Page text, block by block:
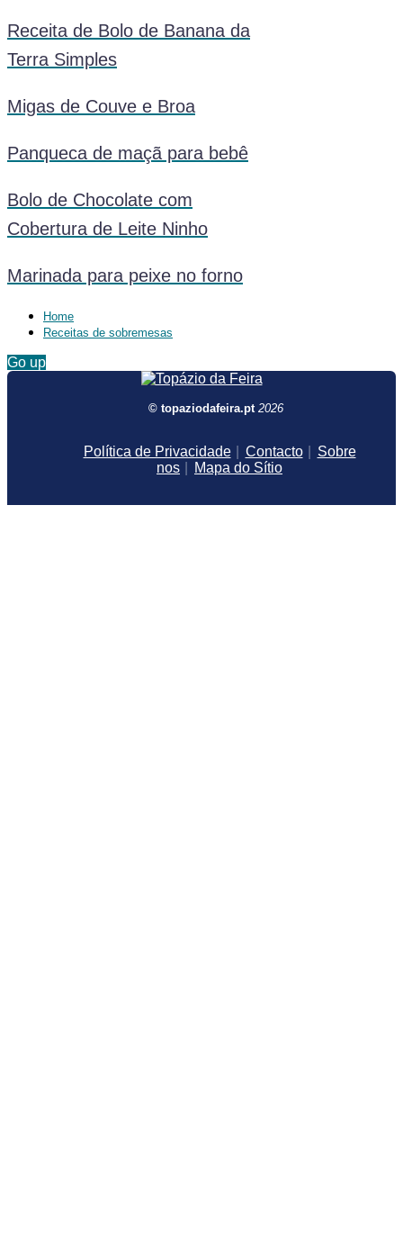
Receita de Bolo de Banana da
Terra Simples
Migas de Couve e Broa
Panqueca de maçã para bebê
Bolo de Chocolate com
Cobertura de Leite Ninho
Marinada para peixe no forno
Home
Receitas de sobremesas
Go up
© topaziodafeira.pt 2026
Política de Privacidade Contacto
Sobre
nos
Mapa do Sítio